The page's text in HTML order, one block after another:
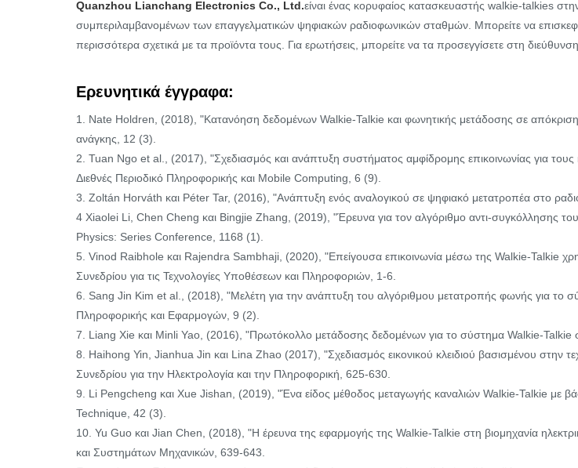
Quanzhou Lianchang Electronics Co., Ltd.είναι ένας κορυφαίος κατασκευαστής walkie-talkies
συμπεριλαμβανομένων των επαγγελματικών ψηφιακών ραδιοφωνικών σταθμών. Μπορείτε να
περισσότερα σχετικά με τα προϊόντα τους. Για ερωτήσεις, μπορείτε να τα προσεγγίσετε στη
Ερευνητικά έγγραφα:
1. Nate Holdren, (2018), "Κατανόηση δεδομένων Walkie-Talkie και φωνητικής μετάδοσης σε απόκριση
ανάγκης, 12 (3).
2. Tuan Ngo et al., (2017), "Σχεδιασμός και ανάπτυξη συστήματος αμφίδρομης επικοινωνίας για
Διεθνές Περιοδικό Πληροφορικής και Mobile Computing, 6 (9).
3. Zoltán Horváth και Péter Tar, (2016), "Ανάπτυξη ενός αναλογικού σε ψηφιακό μετατροπέα στο
4 Xiaolei Li, Chen Cheng και Bingjie Zhang, (2019), "Έρευνα για τον αλγόριθμο αντι-συγκόλλησης
Physics: Series Conference, 1168 (1).
5. Vinod Raibhole και Rajendra Sambhaji, (2020), "Επείγουσα επικοινωνία μέσω της Walkie-Talkie
Συνεδρίου για τις Τεχνολογίες Υποθέσεων και Πληροφοριών, 1-6.
6. Sang Jin Kim et al., (2018), "Μελέτη για την ανάπτυξη του αλγόριθμου μετατροπής φωνής για το
Πληροφορικής και Εφαρμογών, 9 (2).
7. Liang Xie και Minli Yao, (2016), "Πρωτόκολλο μετάδοσης δεδομένων για το σύστημα Walkie-
8. Haihong Yin, Jianhua Jin και Lina Zhao (2017), "Σχεδιασμός εικονικού κλειδιού βασισμένου στην
Συνεδρίου για την Ηλεκτρολογία και την Πληροφορική, 625-630.
9. Li Pengcheng και Xue Jishan, (2019), "Ένα είδος μέθοδος μεταγωγής καναλιών Walkie-Talkie με
Technique, 42 (3).
10. Yu Guo και Jian Chen, (2018), "Η έρευνα της εφαρμογής της Walkie-Talkie στη βιομηχανία
και Συστημάτων Μηχανικών, 639-643.